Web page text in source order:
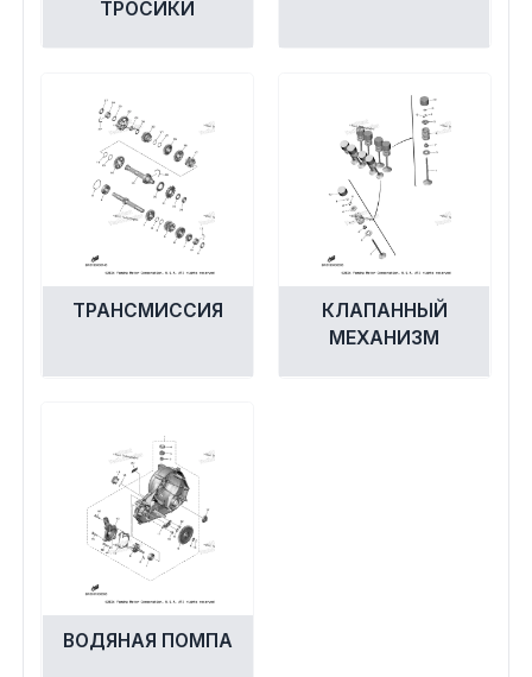
ТРОСИКИ
ТРАНСМИССИЯ
КЛАПАННЫЙ
МЕХАНИЗМ
ВОДЯНАЯ ПОМПА